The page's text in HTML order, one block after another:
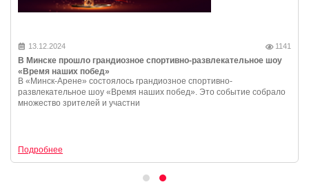
13.12.2024 1141
В Минске прошло грандиозное спортивно-развлекательное шоу
«Время наших побед»
В «Минск-Арене» состоялось грандиозное спортивно-
развлекательное шоу «Время наших побед». Это событие собрало
множество зрителей и участни
Подробнее